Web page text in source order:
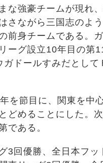
な強豪チームが現れ
さながら三国志のよ
前身チームである。
ーグ設立10年目の第
ドールすみだとし
を節目に、関東を中
どめることにした。
である。
3回優勝、全日本フ